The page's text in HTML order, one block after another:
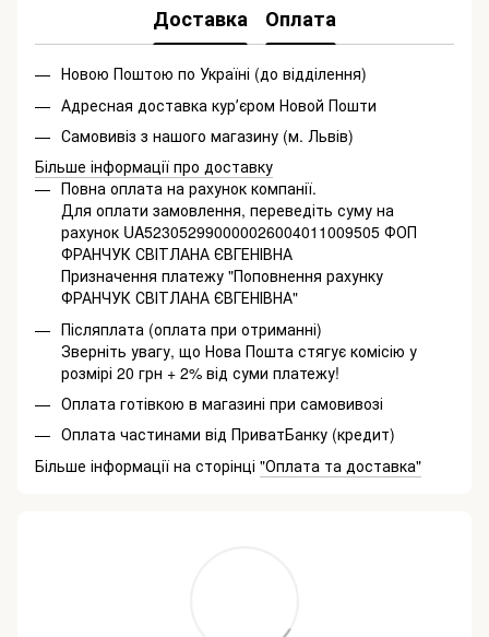
Доставка Оплата
Новою Поштою по Україні (до відділення)
Адресная доставка курʼєром Новой Пошти
Самовивіз з нашого магазину (м. Львів)
Більше інформації про доставку
Повна оплата на рахунок компанії.
Для оплати замовлення, переведіть суму на
рахунок UA523052990000026004011009505 ФОП
ФРАНЧУК СВІТЛАНА ЄВГЕНІВНА
Призначення платежу "Поповнення рахунку
ФРАНЧУК СВІТЛАНА ЄВГЕНІВНА"
Післяплата (оплата при отриманні)
Зверніть увагу, що Нова Пошта стягує комісію у
розмірі 20 грн + 2% від суми платежу!
Оплата готівкою в магазині при самовивозі
Оплата частинами від ПриватБанку (кредит)
Більше інформації на сторінці "Оплата та доставка"